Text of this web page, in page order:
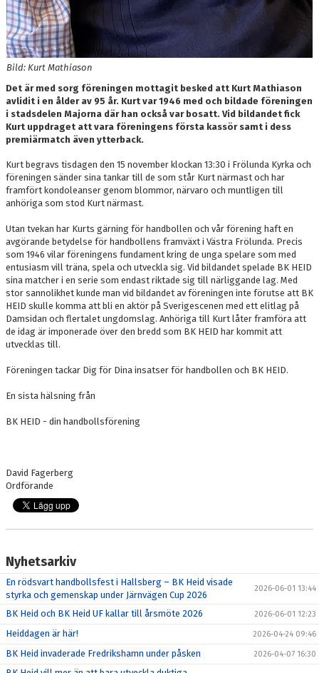
Bild: Kurt Mathiason
Det är med sorg föreningen mottagit besked att Kurt Mathiason
avlidit i en ålder av 95 år. Kurt var 1946 med och bildade föreningen
i stadsdelen Majorna där han också var bosatt. Vid bildandet fick
Kurt uppdraget att vara föreningens första kassör samt i dess
premiärmatch även ytterback.
Kurt begravs tisdagen den 15 november klockan 13:30 i Frölunda Kyrka och
föreningen sänder sina tankar till de som står Kurt närmast och har
framfört kondoleanser genom blommor, närvaro och muntligen till
anhöriga som stod Kurt närmast.
Utan tvekan har Kurts gärning för handbollen och vår förening haft en
avgörande betydelse för handbollens framväxt i Västra Frölunda. Precis
som 1946 vilar föreningens fundament kring de unga spelare som med
entusiasm vill träna, spela och utveckla sig. Vid bildandet spelade BK HEID
sina matcher i en serie som endast riktade sig till närliggande lag. Med
stor sannolikhet kunde man vid bildandet av föreningen inte förutse att BK
HEID skulle komma att bli en aktör på Sverigescenen med ett elitlag på
Damsidan och flertalet ungdomslag. Anhöriga till Kurt låter framföra att
de idag är imponerade över den bredd som BK HEID har kommit att
utvecklas till.
Föreningen tackar Dig för Dina insatser för handbollen och BK HEID.
En sista hälsning från
BK HEID - din handbollsförening
David Fagerberg
Ordförande
Nyhetsarkiv
En rödsvart handbollsfest i Hallsberg – BK Heid visade
styrka och gemenskap under Järnvägen Cup 2026
2026-06-01 13:44
BK Heid och BK Heid UF kallar till årsmöte 2026 2026-06-01 12:23
Heiddagen är här! 2026-04-24 09:46
BK Heid invaderade Fredrikshamn under påsken 2026-04-07 16:30